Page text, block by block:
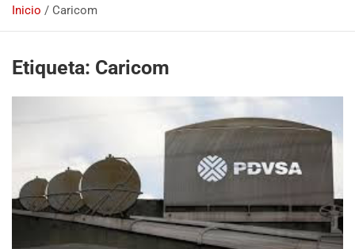
Inicio Caricom
Etiqueta: Caricom